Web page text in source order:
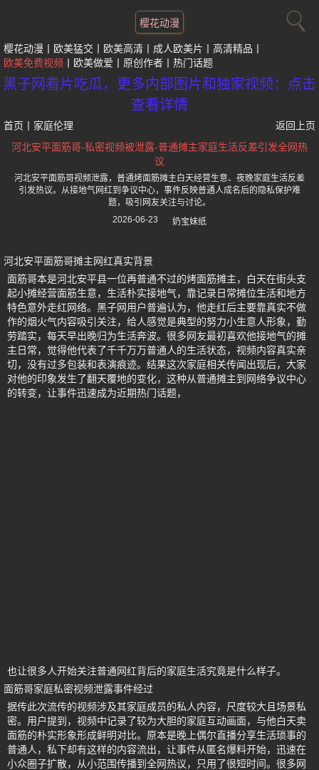
樱花动漫
樱花动漫 欧美猛交 欧美高清 成人欧美片
高清精品
欧美免费视频
欧美做爱 原创作者 热门话题
黑子网看片吃瓜，更多内部图片和独家视频：点击
查看详情
首页 家庭伦理
返回上页
河北安平面筋哥-私密视频被泄露-普通摊主家庭生活反差引发全网热
议
河北安平面筋哥视频泄露，普通烤面筋摊主白天经营生意、夜晚家庭生活反差
引发热议。从接地气网红到争议中心，事件反映普通人成名后的隐私保护难
题，吸引网友关注与讨论。
2026-06-23
奶宝妹纸
河北安平面筋哥摊主网红真实背景
面筋哥本是河北安平县一位再普通不过的烤面筋摊主，白天在街头支
起小摊经营面筋生意，生活朴实接地气，靠记录日常摊位生活和地方
特色意外走红网络。黑子网用户普遍认为，他走红后主要靠真实不做
作的烟火气内容吸引关注，给人感觉是典型的努力小生意人形象，勤
劳踏实，每天早出晚归为生活奔波。很多网友最初喜欢他接地气的摊
主日常，觉得他代表了千千万万普通人的生活状态，视频内容真实亲
切，没有过多包装和表演痕迹。结果这次家庭相关传闻出现后，大家
对他的印象发生了翻天覆地的变化，这种从普通摊主到网络争议中心
的转变，让事件迅速成为近期热门话题，
也让很多人开始关注普通网红背后的家庭生活究竟是什么样子。
面筋哥家庭私密视频泄露事件经过
据传此次流传的视频涉及其家庭成员的私人内容，尺度较大且场景私
密。用户提到，视频中记录了较为大胆的家庭互动画面，与他白天卖
面筋的朴实形象形成鲜明对比。原本是晚上偶尔直播分享生活琐事的
普通人，私下却有这样的内容流出，让事件从匿名爆料开始，迅速在
小众圈子扩散，从小范围传播到全网热议，只用了很短时间。很多网